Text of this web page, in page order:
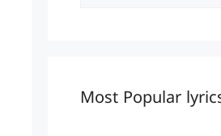
Most Popular